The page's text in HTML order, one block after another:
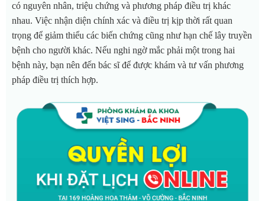
có nguyên nhân, triệu chứng và phương pháp điều trị khác
nhau. Việc nhận diện chính xác và điều trị kịp thời rất quan
trọng để giảm thiểu các biến chứng cũng như hạn chế lây truyền
bệnh cho người khác. Nếu nghi ngờ mắc phải một trong hai
bệnh này, bạn nên đến bác sĩ để được khám và tư vấn phương
pháp điều trị thích hợp.